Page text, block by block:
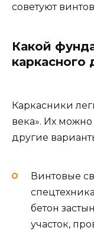
советуют
Какой
каркасного
Каркасники
века». Их можно
другие
Винтовые
бетон
участок,